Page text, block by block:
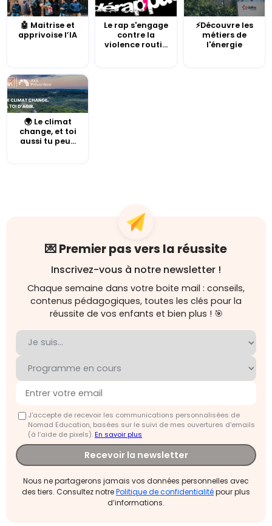
🤖 Maitrise et
apprivoise l’IA
Le rap s'engage
contre la
violence routi...
⚡Découvre les
métiers de
l'énergie
🌍 Le climat
change, et toi
aussi tu peu...
💌 Premier pas vers la réussite
Inscrivez-vous à notre newsletter !
Chaque semaine dans votre boite mail : conseils,
contenus pédagogiques, toutes les clés pour la
réussite de vos enfants et bien plus ! 🎯
J'accepte de recevoir les communications personnalisées de
Nomad Education, basées sur le suivi de mes ouvertures d'emails
(à l’aide de pixels).En savoir plus
Recevoir la newsletter
Nous ne partagerons jamais vos données personnelles avec
des tiers. Consultez notrePolitique de confidentialitépour plus
d’informations.